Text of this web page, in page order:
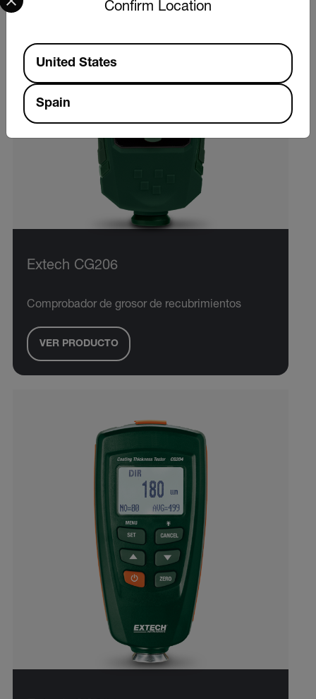
Extech CG206
Comprobador de grosor de recubrimientos
VER PRODUCTO
Confirm Location
Available Locations
United States
Spain